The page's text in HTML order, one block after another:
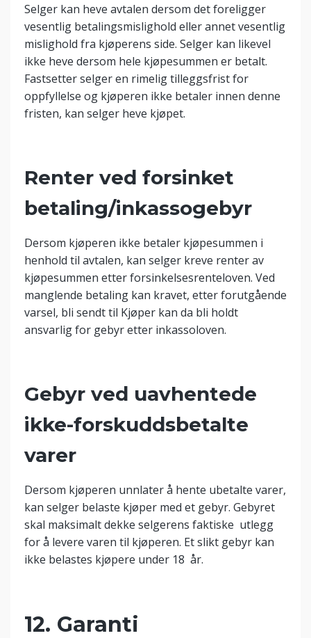
Selger kan heve avtalen dersom det foreligger
vesentlig betalingsmislighold eller annet vesentlig
mislighold fra kjøperens side. Selger kan likevel
ikke heve dersom hele kjøpesummen er betalt.
Fastsetter selger en rimelig tilleggsfrist for
oppfyllelse og kjøperen ikke betaler innen denne
fristen, kan selger heve kjøpet.
Renter ved forsinket
betaling/inkassogebyr
Dersom kjøperen ikke betaler kjøpesummen i
henhold til avtalen, kan selger kreve renter av
kjøpesummen etter forsinkelsesrenteloven. Ved
manglende betaling kan kravet, etter forutgående
varsel, bli sendt til Kjøper kan da bli holdt
ansvarlig for gebyr etter inkassoloven.
Gebyr ved uavhentede
ikke-forskuddsbetalte
varer
Dersom kjøperen unnlater å hente ubetalte varer,
kan selger belaste kjøper med et gebyr. Gebyret
skal maksimalt dekke selgerens faktiske utlegg
for å levere varen til kjøperen. Et slikt gebyr kan
ikke belastes kjøpere under 18 år.
12. Garanti